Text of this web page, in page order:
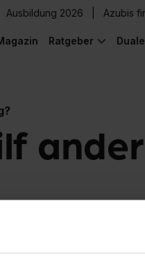
Ausbildung 2026 Azubis
Ratgeber